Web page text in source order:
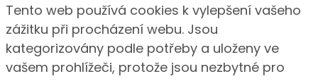
Tento web používá cookies k vylepšení vašeho
zážitku při procházení webu. Jsou
kategorizovány podle potřeby a uloženy ve
vašem prohlížeči, protože jsou nezbytné pro